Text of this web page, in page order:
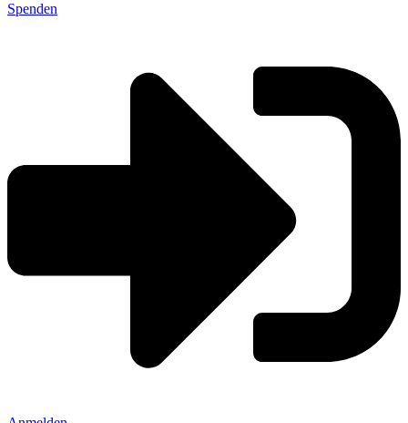
Spenden